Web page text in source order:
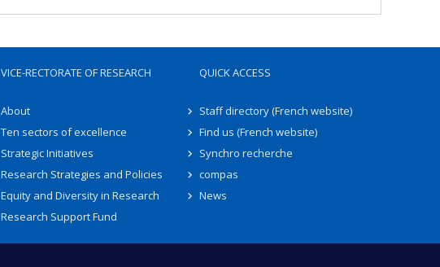
VICE-RECTORATE OF RESEARCH
About
Ten sectors of excellence
Strategic Initiatives
Research Strategies and Policies
Equity and Diversity in Research
Research Support Fund
QUICK ACCESS
Staff directory (French website)
Find us (French website)
Synchro recherche
compas
News